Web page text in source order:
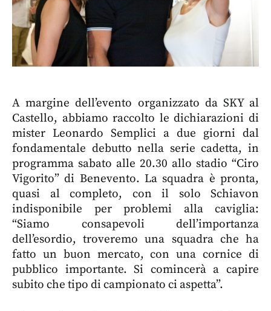
A margine dell’evento organizzato da SKY al
Castello, abbiamo raccolto le dichiarazioni di
mister Leonardo Semplici a due giorni dal
fondamentale debutto nella serie cadetta, in
programma sabato alle 20.30 allo stadio “Ciro
Vigorito” di Benevento. La squadra è pronta,
quasi al completo, con il solo Schiavon
indisponibile per problemi alla caviglia:
“Siamo consapevoli dell’importanza
dell’esordio, troveremo una squadra che ha
fatto un buon mercato, con una cornice di
pubblico importante. Si comincerà a capire
subito che tipo di campionato ci aspetta”.